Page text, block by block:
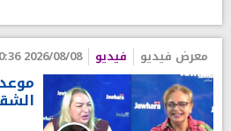
معرض فيديو فيديو 2026/08/08 10:36